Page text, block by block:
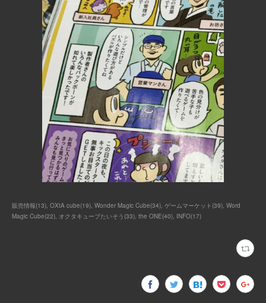
販売情報(13) OXtA cube(19) Wonder Magic Cube(34) ゲームマーケット (39) Word
Magic Cube(22) オクタキューブたいそう (33) the ONE(40) INFO(17)